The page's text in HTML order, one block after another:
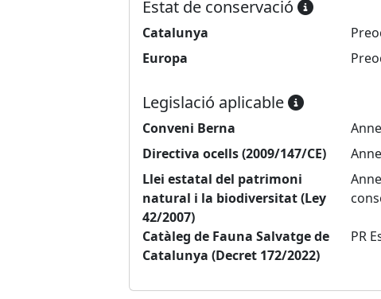
Estat de conservació
Catalunya
Europa
Legislació aplicable
Conveni Berna
Directiva ocells (2009/147/CE)
Llei estatal del patrimoni
natural i la biodiversitat (Ley
42/2007)
Catàleg de Fauna Salvatge de
Catalunya (Decret 172/2022)
PR